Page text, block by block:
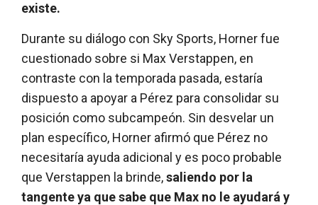
existe.
Durante su diálogo con Sky Sports, Horner fue
cuestionado sobre si Max Verstappen, en
contraste con la temporada pasada, estaría
dispuesto a apoyar a Pérez para consolidar su
posición como subcampeón. Sin desvelar un
plan específico, Horner afirmó que Pérez no
necesitaría ayuda adicional y es poco probable
que Verstappen la brinde,saliendo por la
tangente ya que sabe que Max no le ayudará y